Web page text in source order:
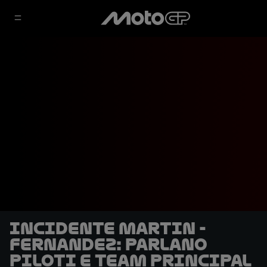
Incidente Martin -
Fernandez: parlano
piloti e team principal